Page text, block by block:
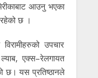
आउनु भएका
छ ।
उपचार
एक्स–रेलगायत
छ। यस प्रतिष्ठानले